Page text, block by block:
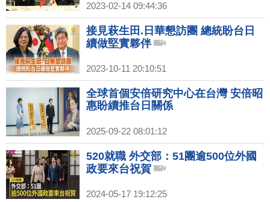
2023-02-14 09:44:36
接見萩生田.日華懇訪團 總統盼台日
續做堅實夥伴
2023-10-11 20:10:51
全球首個安倍研究中心在台灣 安倍昭
惠盼續推台日關係
2025-09-22 08:01:12
520就職 外交部：51團逾500位外國
政要來台祝賀
2024-05-17 19:12:25